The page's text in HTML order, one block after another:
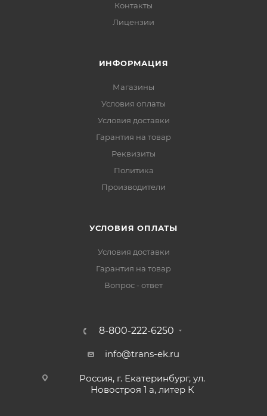
Контакты
Лицензии
ИНФОРМАЦИЯ
Магазины
Условия оплаты
Условия доставки
Гарантия на товар
Реквизиты
Политика
Производители
УСЛОВИЯ ОПЛАТЫ
Условия доставки
Гарантия на товар
Вопрос - ответ
8-800-222-6250
info@trans-ek.ru
Россия, г. Екатеринбург, ул.
Новостроя 1 а, литер К